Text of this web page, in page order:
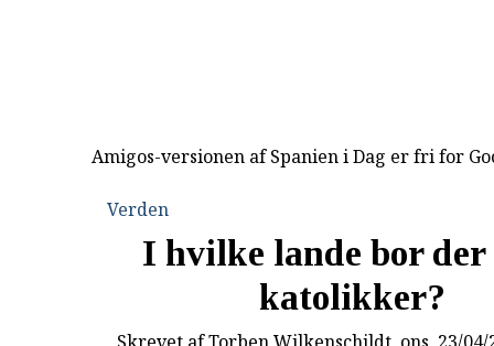
Amigos-versionen af Spanien i Dag er fri for
Verden
I hvilke lande bor
katolikker?